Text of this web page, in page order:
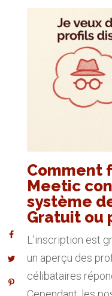
Comment
Meetic
système
Gratuit ou
L’inscription est
un aperçu des
célibataires